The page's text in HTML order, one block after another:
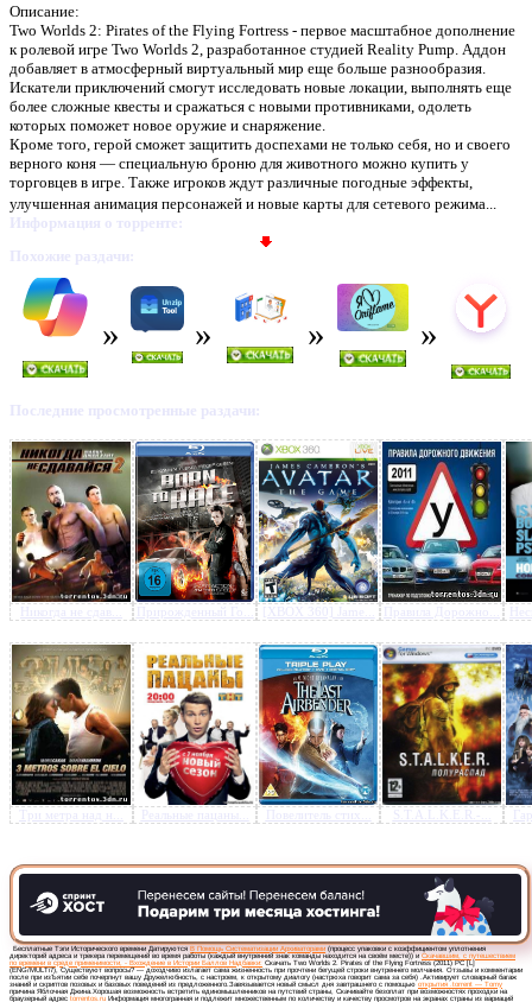
Предлагаем скачать
Worlds 2. Pirates of the
Fortress (2011) PC [L] (ENG/
»
Описание:
Two Worlds 2: Pirates of the Flying Fortress - первое масштабное дополнение
к ролевой игре Two Worlds 2, разработанное студией Reality Pump. Аддон
добавляет в атмосферный виртуальный мир еще больше разнообразия.
Искатели приключений смогут исследовать новые локации, выполнять еще
более сложные квесты и сражаться с новыми противниками, одолеть
которых поможет новое оружие и снаряжение.
Кроме того, герой сможет защитить доспехами не только себя, но и своего
верного коня — специальную броню для животного можно купить у
торговцев в игре. Также игроков ждут различные погодные эффекты,
улучшенная анимация персонажей и новые карты для сетевого режима...
Информация о торренте:
Похожие раздачи:
Последние просмотренные раздачи:
Никогда не сдав... Прирожденный Го... [XBOX 360] Jame... Правила Дорожно...
Три метра над н... Реальные пацаны... Повелитель стих... S.T.A.L.K.E.R.-...